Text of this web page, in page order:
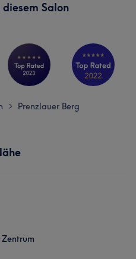
Salon
> Prenzlauer Berg